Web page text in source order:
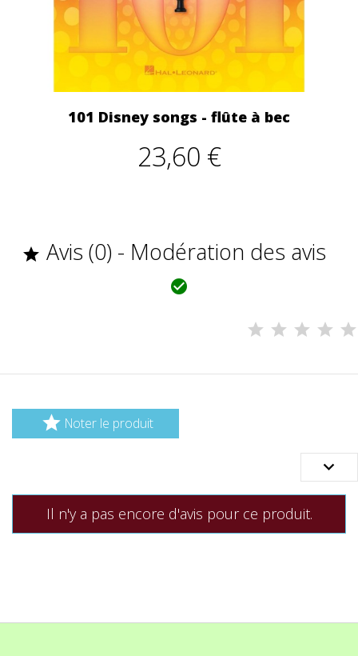
101 Disney songs - flûte à bec
23,60 €
 Avis (0) - Modération des avis

 Noter le produit

Il n'y a pas encore d'avis pour ce produit.